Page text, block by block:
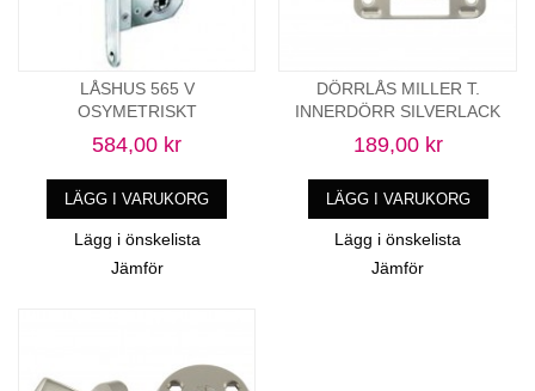
LÅSHUS 565 V
OSYMETRISKT
584,00 kr
LÄGG I VARUKORG
Lägg i önskelista
Jämför
DÖRRLÅS MILLER T.
INNERDÖRR SILVERLACK
189,00 kr
LÄGG I VARUKORG
Lägg i önskelista
Jämför